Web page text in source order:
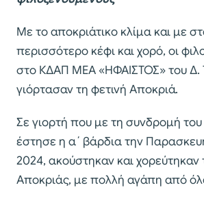
Με το αποκριάτικο κλίμα και με
περισσότερο κέφι και χορό, οι
στο ΚΔΑΠ ΜΕΑ «ΗΦΑΙΣΤΟΣ» του Δ.
γιόρτασαν τη φετινή Αποκριά.
Σε γιορτή που με τη συνδρομή
έστησε η α΄ βάρδια την
2024, ακούστηκαν και χορεύτηκαν
Αποκριάς, με πολλή αγάπη από